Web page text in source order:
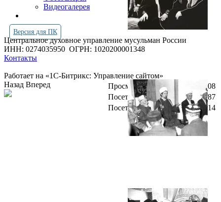
Видеогалерея
Версия для ПК
Центральное духовное управление мусульман России
ИНН: 0274035950 ОГРН: 1020200001348
Контакты
Работает на «1С-Битрикс: Управление сайтом»
Просмотров всего:
4262808
Посетителей сегодня:
3087
Посетителей в онлайн:
14
Назад Вперед